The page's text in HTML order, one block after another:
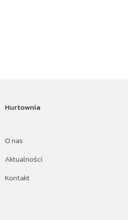
Hurtownia
O nas
Aktualności
Kontakt